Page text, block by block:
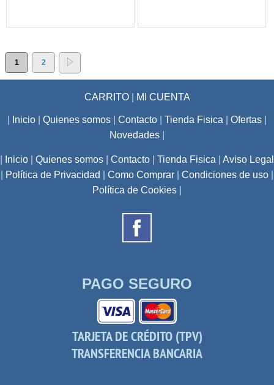
1 2
CARRITO| MI CUENTA
Inicio Quienes somos Contacto Tienda Fisica Ofertas
Novedades
Inicio Quienes somos Contacto Tienda Fisica
Aviso Legal
Política de Privacidad Como Comprar Condiciones de uso
Política de Cookies
PAGO SEGURO
TARJETA DE CRÉDITO (TPV)
TRANSFERENCIA BANCARIA